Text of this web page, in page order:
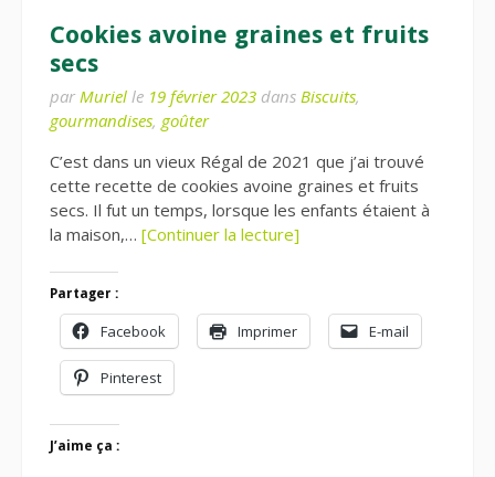
Cookies avoine graines et fruits
secs
par Muriel le 19 février 2023 dans Biscuits,
gourmandises, goûter
C’est dans un vieux Régal de 2021 que j’ai trouvé
cette recette de cookies avoine graines et fruits
secs. Il fut un temps, lorsque les enfants étaient à
la maison,… [Continuer la lecture]
Partager :
Facebook Imprimer E-mail
Pinterest
J’aime ça :